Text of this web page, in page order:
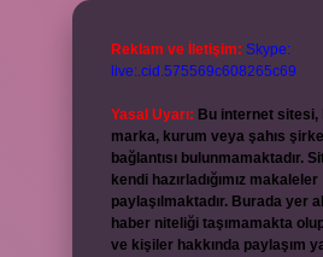
Reklam ve İletişim: Skype:
live:.cid.575569c608265c69
Yasal Uyarı: Bu internet sitesi,
marka, kurum veya şahıs
bağlantısı bulunmamaktadır.
kendi hazırladığımız makaleler
paylaşılmaktadır. Burada yer
haber niteliği taşımamakta
ve kişiler hakkında paylaşım